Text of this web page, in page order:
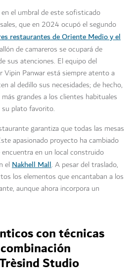
el umbral de este sofisticado
que en 2024 ocupó el segundo
restaurantes de Oriente Medio y el
de camareros se ocupará de
sus atenciones. El equipo del
Vipin Panwar está siempre atento a
al dedillo sus necesidades; de hecho,
grandes a los clientes habituales
su plato favorito.
garantiza que todas las mesas
apasionado proyecto ha cambiado
en un local construido
el Nakhell Mall. A pesar del traslado,
los elementos que encantaban a los
aunque ahora incorpora un
con técnicas
Studio